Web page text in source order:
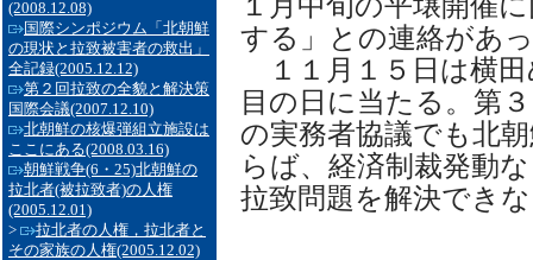
(2008.12.08)
国際シンポジウム「北朝鮮
の現状と拉致被害者の救出」
全記録(2005.12.12)
第２回拉致の全貌と解決策
国際会議(2007.12.10)
北朝鮮の核爆弾組立施設は
ここにある(2008.03.16)
朝鮮戦争(6・25)北朝鮮の
拉北者(被拉致者)の人権
(2005.12.01)
>
拉北者の人権，拉北者と
その家族の人権(2005.12.02)
する」との連絡があ
１１月１５日は横
目の日に当たる。第
の実務者協議でも北
らば、経済制裁発動
拉致問題を解決でき